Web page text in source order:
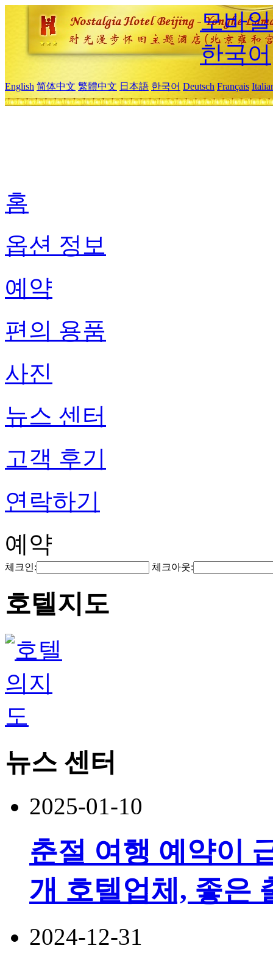
모바
한국어
English 简体中文 繁體中文 日本語 한국어 Deutsch Français
홈
옵션 정보
예약
편의 용품
사진
뉴스 센터
고객 후기
연락하기
예약
체크인: 체크아웃:
호텔지도
뉴스 센터
2025-01-10
춘절 여행 예약이
개 호텔업체, 좋은
2024-12-31